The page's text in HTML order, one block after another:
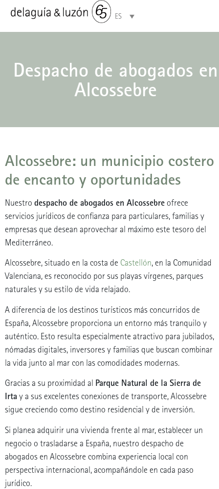
ES
Despacho de abogados en
Alcossebre
Alcossebre: un municipio costero
de encanto y oportunidades
Nuestro despacho de abogados en Alcossebreofrece
servicios jurídicos de confianza para particulares, familias y
empresas que desean aprovechar al máximo este tesoro del
Mediterráneo.
Alcossebre, situado en la costa de Castellón, en la Comunidad
Valenciana, es reconocido por sus playas vírgenes, parques
naturales y su estilo de vida relajado.
A diferencia de los destinos turísticos más concurridos de
España, Alcossebre proporciona un entorno más tranquilo y
auténtico. Esto resulta especialmente atractivo para jubilados,
nómadas digitales, inversores y familias que buscan combinar
la vida junto al mar con las comodidades modernas.
Gracias a su proximidad al Parque Natural de la Sierra de
Irta y a sus excelentes conexiones de transporte, Alcossebre
sigue creciendo como destino residencial y de inversión.
Si planea adquirir una vivienda frente al mar, establecer un
negocio o trasladarse a España, nuestro despacho de
abogados en Alcossebre combina experiencia local con
perspectiva internacional, acompañándole en cada paso
jurídico.